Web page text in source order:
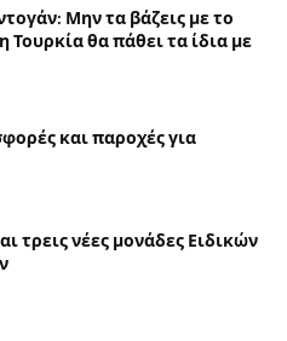
Μην τα βάζεις με το
Τουρκία θα πάθει τα ίδια με
και παροχές για
τρεις νέες μονάδες Ειδικών